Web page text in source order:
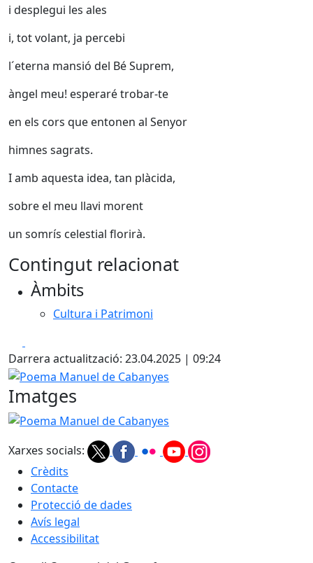
i desplegui les ales
i, tot volant, ja percebi
l´eterna mansió del Bé Suprem,
àngel meu! esperaré trobar-te
en els cors que entonen al Senyor
himnes sagrats.
I amb aquesta idea, tan plàcida,
sobre el meu llavi morent
un somrís celestial florirà.
Contingut relacionat
Àmbits
Cultura i Patrimoni
Darrera actualització: 23.04.2025 | 09:24
Poema Manuel de Cabanyes
Imatges
Poema Manuel de Cabanyes
Xarxes socials:
Crèdits
Contacte
Protecció de dades
Avís legal
Accessibilitat